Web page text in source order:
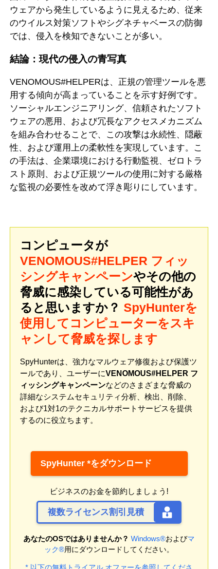
ウェアから発生しているように見えるため、従来
のウイルス対策ソフトやシグネチャベースの防御
では、侵入を検知できないことが多い。
結論：現代の侵入の青写真
VENOMOUS#HELPERは、正規の管理ツールを悪
用する傾向が高まっていることを示す好例です。
ソーシャルエンジニアリング、信頼されたソフト
ウェアの悪用、および冗長なアクセスメカニズム
を組み合わせることで、この攻撃は永続性、隠蔽
性、および運用上の柔軟性を実現しています。こ
の手法は、企業環境における行動監視、ゼロトラ
スト原則、および正規ツールの使用に対する厳格
な監視の必要性を改めて浮き彫りにしています。
コンピュータが
VENOMOUS#HELPER フィッ
シングキャンペーンやその他の
脅威に感染している可能性があ
ると思いますか？ SpyHunterを
使用してコンピューターをスキ
ャンして脅威を探します
SpyHunterは、強力なマルウェア修復および保護ツ
ールであり、ユーザーにVENOMOUS#HELPER フ
ィッシングキャンペーンなどのさまざまな脅威の
詳細なシステムセキュリティ分析、検出、削除、
および1対1のテクニカルサポートサービスを提供
するのに役立ちます。
SpyHunter *をダウンロード
ビジネスのお金を節約しましょう!
複数ライセンス割引見積
あなたのOSではありませんか？ Windows®およびマ
ック®用にダウンロードしてください。
* 以下の無料トライアル オファーを参照してくださ